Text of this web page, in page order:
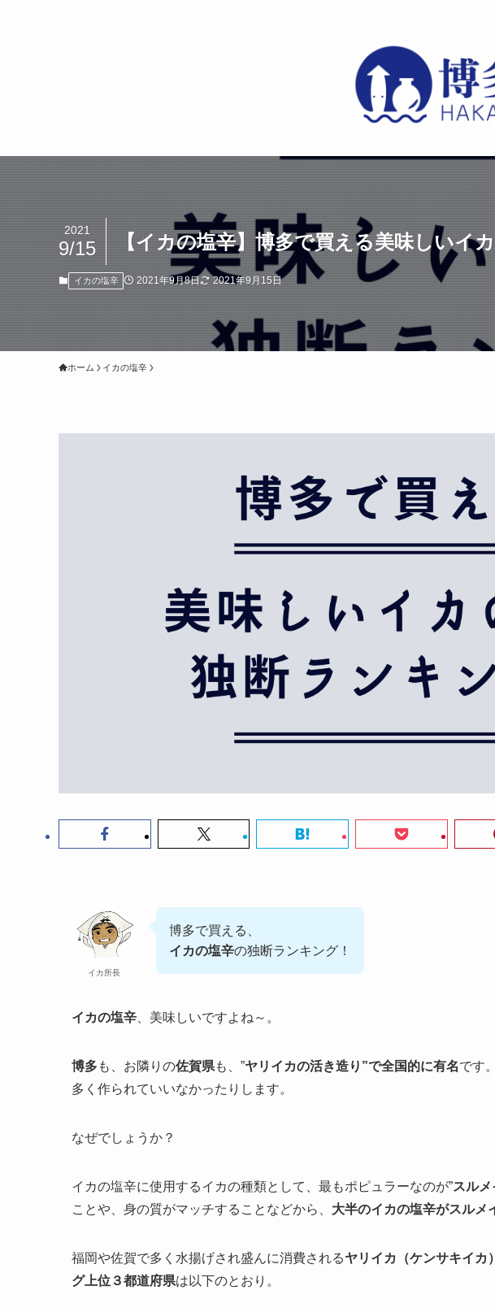
【イカの塩辛】博多で買える美味しいイ
2021
9/15
イカの塩辛 2021年9月8日 2021年9月15日
ホーム イカの塩辛
イカ所長
博多で買える、
イカの塩辛の独断ランキング！
イカの塩辛 、美味しいですよね～。
博多も、お隣りの佐賀県も、”ヤリイカの活き造り”で全国的に有名です
多く作られていいなかったりします。
なぜでしょうか？
イカの塩辛に使用するイカの種類として、最もポピュラーなのが”スルメ
ことや、身の質がマッチすることなどから、 大半のイカの塩辛がスルメ
福岡や佐賀で多く水揚げされ盛んに消費されるヤリイカ（ケンサキイカ）
グ上位３都道府県は以下のとおり。